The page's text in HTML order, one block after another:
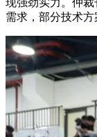
现强劲实力。仲
需求，部分技术方